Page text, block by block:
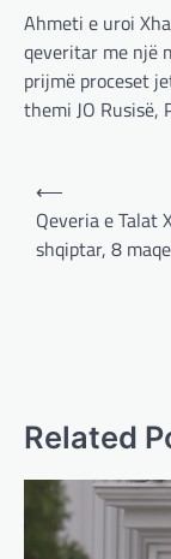
Ahmeti e uroi
qeveritar me një
prijmë proceset
themi JO Rusisë,
Post
navigation
⟵
Qeveria e Talat
shqiptar, 8
Related